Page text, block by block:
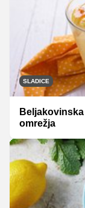
SLADICE
omrežja